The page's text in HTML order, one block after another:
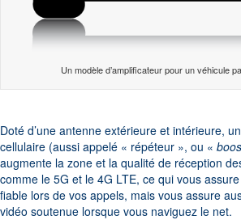
Un modèle d’amplificateur pour un véhicule
Doté d’une antenne extérieure et intérieure,
cellulaire (aussi appelé « répéteur », ou «
augmente la zone et la qualité de réception
comme le 5G et le 4G LTE, ce qui vous
fiable lors de vos appels, mais vous assure
vidéo soutenue lorsque vous naviguez le net.